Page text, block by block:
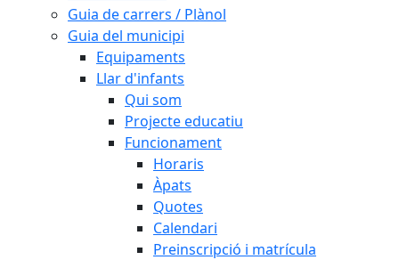
Guia de carrers / Plànol
Guia del municipi
Equipaments
Llar d'infants
Qui som
Projecte educatiu
Funcionament
Horaris
Àpats
Quotes
Calendari
Preinscripció i matrícula